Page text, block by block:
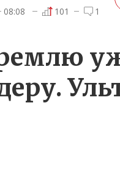
08:08 101 1